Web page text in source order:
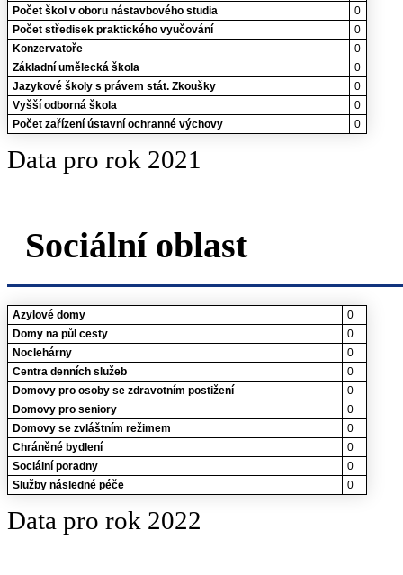
Počet škol v oboru nástavbového studia
0
Počet středisek praktického vyučování
0
Konzervatoře
0
Základní umělecká škola
0
Jazykové školy s právem stát. Zkoušky
0
Vyšší odborná škola
0
Počet zařízení ústavní ochranné výchovy
0
Data pro rok 2021
Sociální oblast
Azylové domy
0
Domy na půl cesty
0
Noclehárny
0
Centra denních služeb
0
Domovy pro osoby se zdravotním postižení
0
Domovy pro seniory
0
Domovy se zvláštním režimem
0
Chráněné bydlení
0
Sociální poradny
0
Služby následné péče
0
Data pro rok 2022